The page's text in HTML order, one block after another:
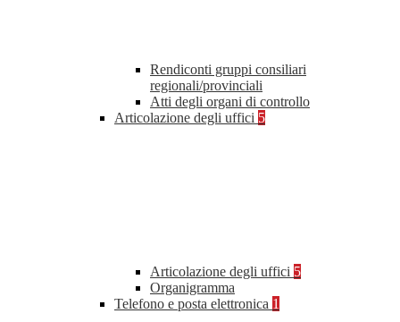
Rendiconti gruppi consiliari
regionali/provinciali
Atti degli organi di controllo
Articolazione degli uffici 5
Articolazione degli uffici 5
Organigramma
Telefono e posta elettronica 1